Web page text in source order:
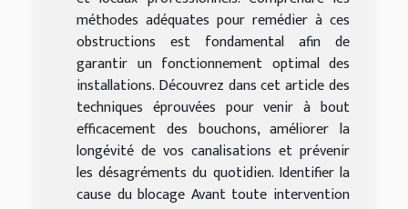
méthodes adéquates pour remédier à ces
obstructions est fondamental afin de
garantir un fonctionnement optimal des
installations. Découvrez dans cet article des
techniques éprouvées pour venir à bout
efficacement des bouchons, améliorer la
longévité de vos canalisations et prévenir
les désagréments du quotidien. Identifier la
cause du blocage Avant toute intervention